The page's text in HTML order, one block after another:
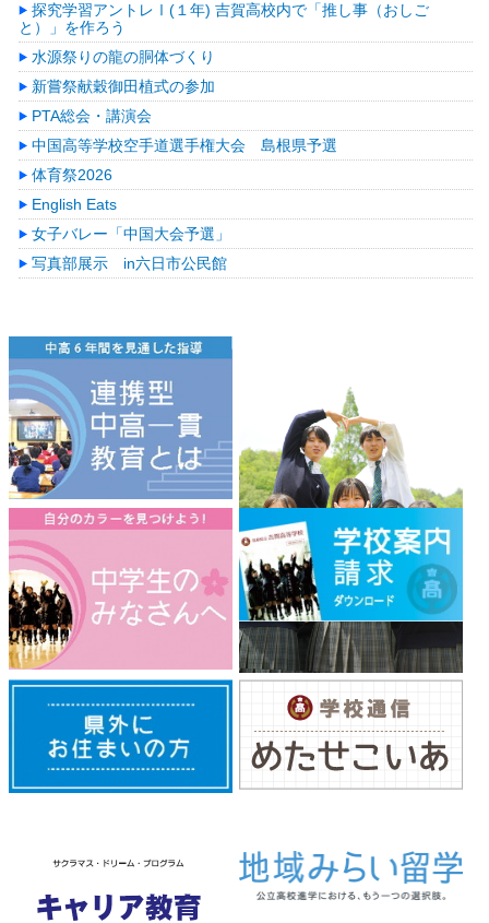
探究学習アントレⅠ(１年) 吉賀高校内で「推し事（おしご
と）」を作ろう
水源祭りの龍の胴体づくり
新嘗祭献穀御田植式の参加
PTA総会・講演会
中国高等学校空手道選手権大会 島根県予選
体育祭2026
English Eats
女子バレー「中国大会予選」
写真部展示 in六日市公民館